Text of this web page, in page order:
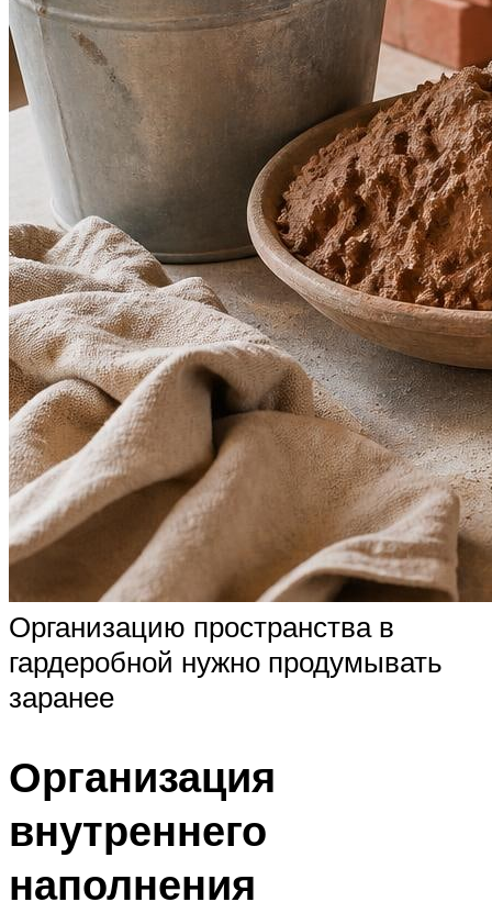
Организацию пространства в
гардеробной нужно продумывать
заранее
Организация
внутреннего
наполнения